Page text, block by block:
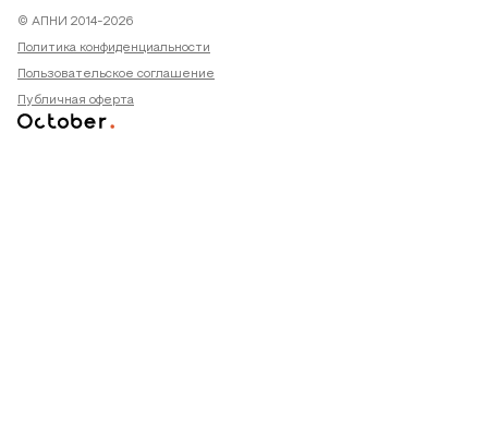
© АПНИ 2014-2026
Политика конфиденциальности
Пользовательское соглашение
Публичная оферта